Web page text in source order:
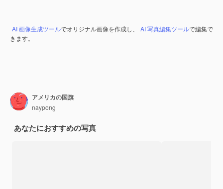
AI 画像生成ツールでオリジナル画像を作成し、 AI 写真編集ツールで編集で
きます。
アメリカの国旗
naypong
あなたにおすすめの写真